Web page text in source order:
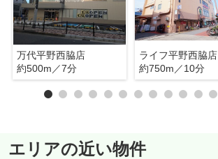
万代平野西脇店
約500m／7分
ライフ平野西脇店
約750m／10分
エリアの近い物件